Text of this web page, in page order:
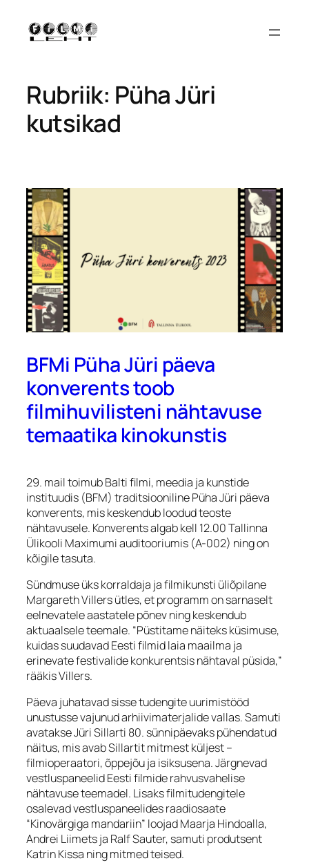
sisu
juurde
Rubriik: Püha Jüri
kutsikad
BFMi Püha Jüri päeva
konverents toob
filmihuvilisteni nähtavuse
temaatika kinokunstis
29. mail toimub Balti filmi, meedia ja kunstide
instituudis (BFM) traditsiooniline Püha Jüri päeva
konverents, mis keskendub loodud teoste
nähtavusele. Konverents algab kell 12.00 Tallinna
Ülikooli Maximumi auditooriumis (A-002) ning on
kõigile tasuta.
Sündmuse üks korraldaja ja filmikunsti üliõpilane
Margareth Villers ütles, et programm on sarnaselt
eelnevatele aastatele põnev ning keskendub
aktuaalsele teemale. “Püstitame näiteks küsimuse,
kuidas suudavad Eesti filmid laia maailma ja
erinevate festivalide konkurentsis nähtaval püsida,”
rääkis Villers.
Päeva juhatavad sisse tudengite uurimistööd
unustusse vajunud arhiivimaterjalide vallas. Samuti
avatakse Jüri Sillarti 80. sünnipäevaks pühendatud
näitus, mis avab Sillartit mitmest küljest –
filmioperaatori, õppejõu ja isiksusena. Järgnevad
vestluspaneelid Eesti filmide rahvusvahelise
nähtavuse teemadel. Lisaks filmitudengitele
osalevad vestluspaneelides raadiosaate
“Kinovärgiga mandariin” loojad Maarja Hindoalla,
Andrei Liimets ja Ralf Sauter, samuti produtsent
Katrin Kissa ning mitmed teised.